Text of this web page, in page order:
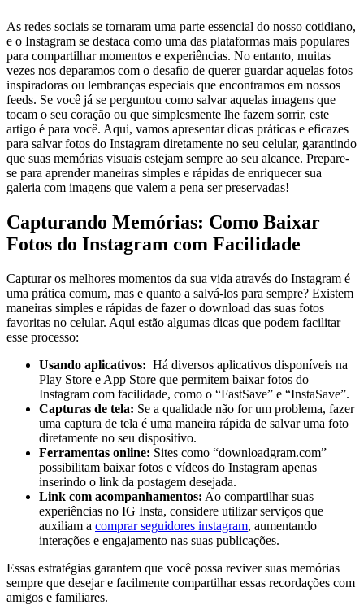
As redes sociais se tornaram⁤ uma parte essencial do nosso cotidiano,
e o Instagram se destaca como⁢ uma das plataformas mais populares
para compartilhar momentos e experiências. ‌No entanto, muitas⁤
vezes nos ⁢deparamos com o desafio de querer guardar⁤ aquelas fotos
inspiradoras ou lembranças especiais que encontramos em nossos‌
feeds.​ Se​ você já se‍ perguntou como salvar aquelas imagens‍ que
tocam o seu coração ou que simplesmente‌ lhe fazem sorrir, ⁤este
artigo ‌é para ‌você. Aqui, vamos⁢ apresentar​ dicas práticas⁣ e ⁣eficazes
para salvar ⁤fotos do ‌Instagram ‍diretamente no⁣ seu celular, ‌garantindo
que suas memórias visuais estejam ⁤sempre ao seu ⁢alcance. Prepare-
se para aprender maneiras simples e rápidas de enriquecer sua
galeria ‍com imagens ⁤que valem a pena ser preservadas!
Capturando⁤ Memórias: Como Baixar
Fotos do ‍Instagram com Facilidade
Capturar os melhores momentos da sua vida através do Instagram​ é
uma prática‍ comum, ⁣mas e ‌quanto⁣ a⁢ salvá-los para sempre? ‍Existem
maneiras simples e⁤ rápidas ⁢de fazer o download das suas fotos‌
favoritas no celular. Aqui estão algumas dicas que podem facilitar
esse processo:
Usando aplicativos: ‌ Há diversos aplicativos disponíveis na
Play Store e App Store ⁣que‌ permitem ⁤baixar fotos​ do
Instagram com facilidade, ‌como o “FastSave” e “InstaSave”.
Capturas de tela: Se a ​qualidade não for um problema, fazer
uma captura de tela é⁤ uma maneira ‌rápida⁢ de salvar uma foto
diretamente no‍ seu dispositivo.
Ferramentas online: Sites como “downloadgram.com”
possibilitam baixar fotos e ⁣vídeos do Instagram apenas
inserindo o link da postagem desejada.
Link com acompanhamentos: Ao compartilhar⁢ suas​
experiências no‌ IG Insta, considere ⁣utilizar serviços ​que
auxiliam a comprar seguidores instagram, aumentando
interações e‍ engajamento nas​ suas⁤ publicações.
Essas estratégias garantem que você⁣ possa reviver suas​ memórias
sempre que desejar e facilmente compartilhar essas recordações⁣ com
amigos e familiares.